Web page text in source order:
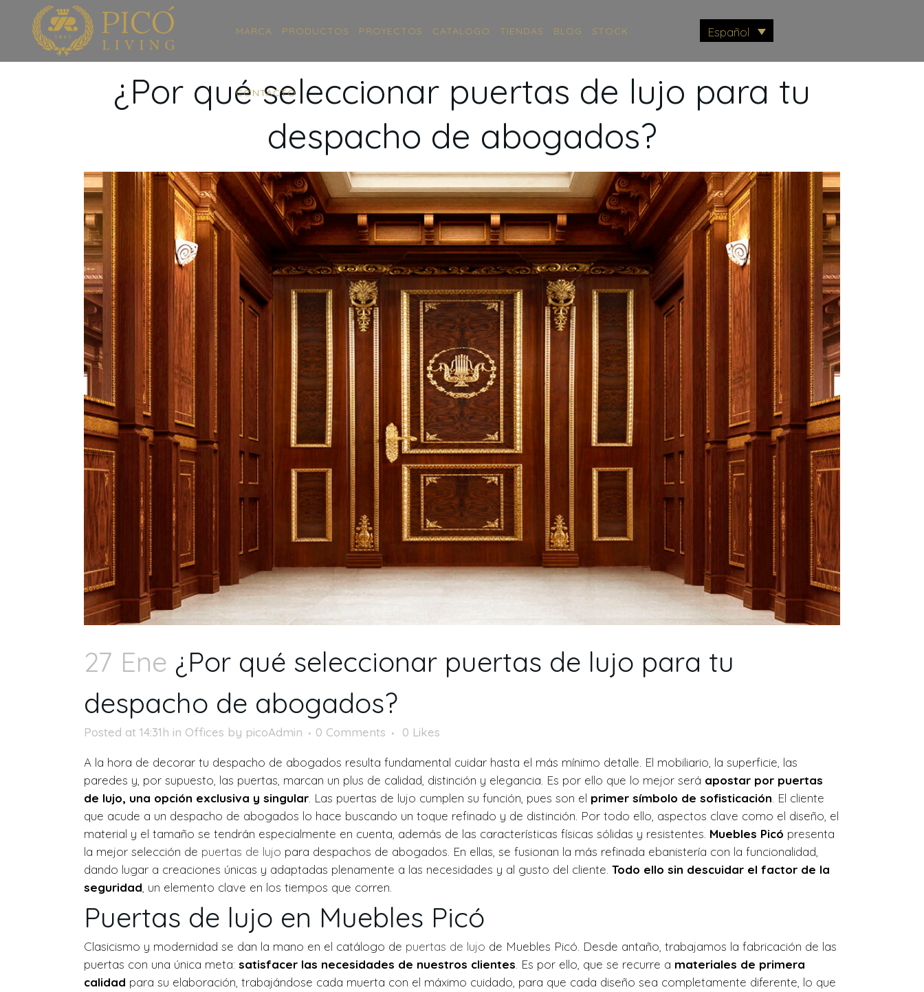
Español
MARCA PRODUCTOS PROYECTOS CATALOGO TIENDAS BLOG STOCK
CONTACTO
¿Por qué seleccionar puertas de lujo para tu
despacho de abogados?
27 Ene ¿Por qué seleccionar puertas de lujo para tu
despacho de abogados?
Posted at 14:31h in Offices by picoAdmin 0 Comments 0 Likes
A la hora de decorar tu despacho de abogados resulta fundamental cuidar hasta el más mínimo detalle. El mobiliario, la superficie, las
paredes y, por supuesto, las puertas, marcan un plus de calidad, distinción y elegancia. Es por ello que lo mejor será apostar por puertas
de lujo, una opción exclusiva y singular Las puertas de lujo cumplen su función, pues son el primer símbolo de sofisticación . El cliente
que acude a un despacho de abogados lo hace buscando un toque refinado y de distinción. Por todo ello, aspectos clave como el diseño, el
material y el tamaño se tendrán especialmente en cuenta, además de las características físicas sólidas y resistentes. Muebles Picó presenta
la mejor selección de puertas de lujo para despachos de abogados. En ellas, se fusionan la más refinada ebanistería con la funcionalidad,
dando lugar a creaciones únicas y adaptadas plenamente a las necesidades y al gusto del cliente. Todo ello sin descuidar el factor de la
seguridad , un elemento clave en los tiempos que corren.
Puertas de lujo en Muebles Picó
Clasicismo y modernidad se dan la mano en el catálogo de puertas de lujo de Muebles Picó. Desde antaño, trabajamos la fabricación de las
puertas con una única meta: satisfacer las necesidades de nuestros clientes . Es por ello, que se recurre a materiales de primera
calidad para su elaboración, trabajándose cada muerta con el máximo cuidado, para que cada diseño sea completamente diferente, lo que